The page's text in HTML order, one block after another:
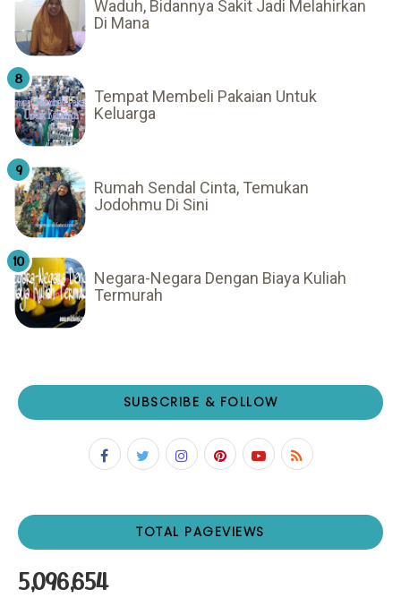
Waduh, Bidannya Sakit Jadi Melahirkan
Di Mana
Tempat Membeli Pakaian Untuk
Keluarga
Rumah Sendal Cinta, Temukan
Jodohmu Di Sini
Negara-Negara Dengan Biaya Kuliah
Termurah
SUBSCRIBE & FOLLOW
TOTAL PAGEVIEWS
5,096,654